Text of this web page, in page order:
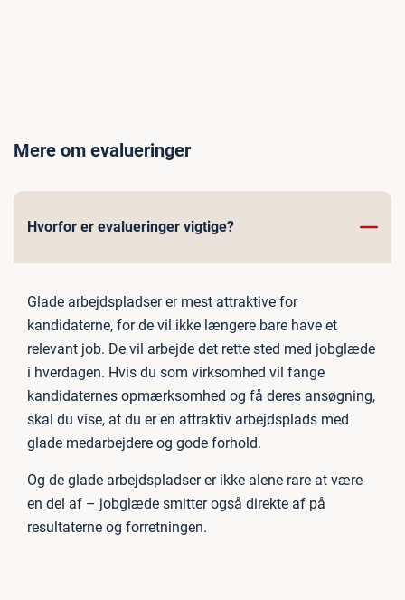
Mere om evalueringer
Hvorfor er evalueringer vigtige?
Glade arbejdspladser er mest attraktive for
kandidaterne, for de vil ikke længere bare have et
relevant job. De vil arbejde det rette sted med jobglæde
i hverdagen. Hvis du som virksomhed vil fange
kandidaternes opmærksomhed og få deres ansøgning,
skal du vise, at du er en attraktiv arbejdsplads med
glade medarbejdere og gode forhold.
Og de glade arbejdspladser er ikke alene rare at være
en del af – jobglæde smitter også direkte af på
resultaterne og forretningen.